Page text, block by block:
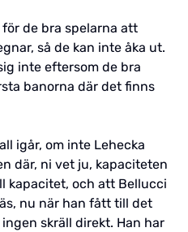
de bra spelarna att
så de kan inte åka ut.
inte eftersom de bra
banorna där det finns
igår, om inte Lehecka
där, ni vet ju, kapaciteten
kapacitet, och att Bellucci
nu när han fått till det
skräll direkt. Han har